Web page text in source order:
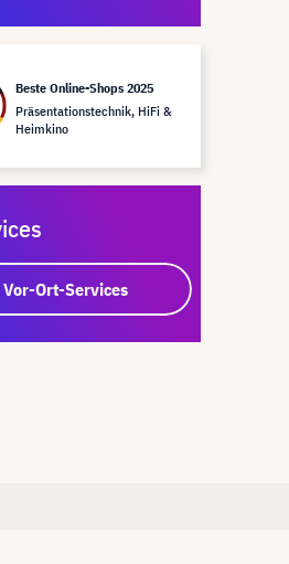
Beste Online-Shops 2025
Präsentationstechnik, HiFi &
Heimkino
Vor-Ort-Services